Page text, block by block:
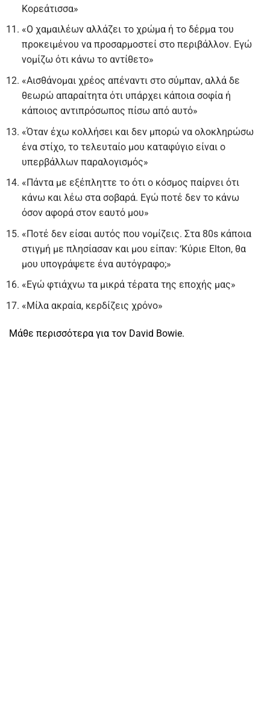
Κορεάτισσα»
«Ο χαμαιλέων αλλάζει το χρώμα ή το δέρμα του
προκειμένου να προσαρμοστεί στο περιβάλλον. Εγώ
νομίζω ότι κάνω το αντίθετο»
«Αισθάνομαι χρέος απέναντι στο σύμπαν, αλλά δε
θεωρώ απαραίτητα ότι υπάρχει κάποια σοφία ή
κάποιος αντιπρόσωπος πίσω από αυτό»
«Όταν έχω κολλήσει και δεν μπορώ να ολοκληρώσω
ένα στίχο, το τελευταίο μου καταφύγιο είναι ο
υπερβάλλων παραλογισμός»
«Πάντα με εξέπληττε το ότι ο κόσμος παίρνει ότι
κάνω και λέω στα σοβαρά. Εγώ ποτέ δεν το κάνω
όσον αφορά στον εαυτό μου»
«Ποτέ δεν είσαι αυτός που νομίζεις. Στα 80s κάποια
στιγμή με πλησίασαν και μου είπαν: ‘Κύριε Elton, θα
μου υπογράψετε ένα αυτόγραφο;»
«Εγώ φτιάχνω τα μικρά τέρατα της εποχής μας»
«Μίλα ακραία, κερδίζεις χρόνο»
Μάθε περισσότερα για τον David Bowie.